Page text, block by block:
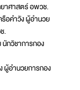
าศาสตร์ อพวช.
อคำวัง ผู้อำนวย
.
กวิชาการกอง
ผู้อำนวยการกอง